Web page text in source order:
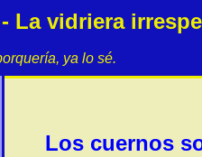
La vidriera
ya lo sé.
Los cuernos